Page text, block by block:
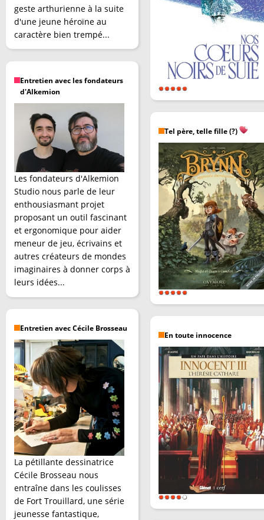
geste arthurienne à la suite
d'une jeune héroïne au
caractère bien trempé...
Entretien avec les fondateurs
d'Alkemion
Les fondateurs d'Alkemion
Studio nous parle de leur
enthousiasmant projet
proposant un outil fascinant
et ergonomique pour aider
meneur de jeu, écrivains et
autres créateurs de mondes
imaginaires à donner corps à
leurs idées...
Entretien avec Cécile Brosseau
La pétillante dessinatrice
Cécile Brosseau nous
entraîne dans les coulisses
de Fort Trouillard, une série
jeunesse fantastique,
Tel père, telle fille (?)
En toute innocence